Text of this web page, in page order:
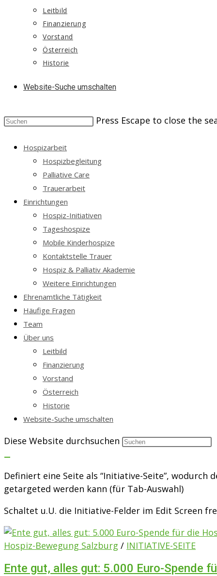
Leitbild
Finanzierung
Vorstand
Österreich
Historie
Website-Suche umschalten
Press Escape to close the
Hospizarbeit
Hospizbegleitung
Palliative Care
Trauerarbeit
Einrichtungen
Hospiz-Initiativen
Tageshospize
Mobile Kinderhospize
Kontaktstelle Trauer
Hospiz & Palliativ Akademie
Weitere Einrichtungen
Ehrenamtliche Tätigkeit
Häufige Fragen
Team
Über uns
Leitbild
Finanzierung
Vorstand
Österreich
Historie
Website-Suche umschalten
Diese Website durchsuchen
Definiert eine Seite als “Initiative-Seite”, wodurch
getargeted werden kann (für Tab-Auswahl)
Schaltet u.U. die Initiative-Felder im Edit Screen
Hospiz-Bewegung Salzburg / INITIATIVE-SEITE
Ente gut, alles gut: 5.000 Euro-Spende